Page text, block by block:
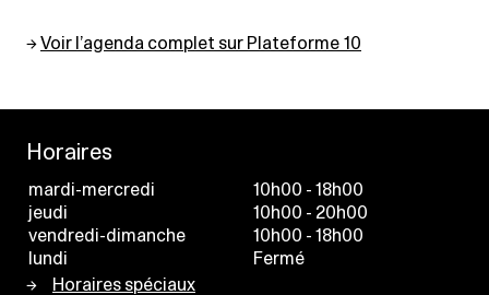
→Voir l’agenda complet sur Plateforme 10
Horaires
mardi-mercredi
10h00 - 18h00
jeudi
10h00 - 20h00
vendredi-dimanche
10h00 - 18h00
lundi
Fermé
Horaires spéciaux